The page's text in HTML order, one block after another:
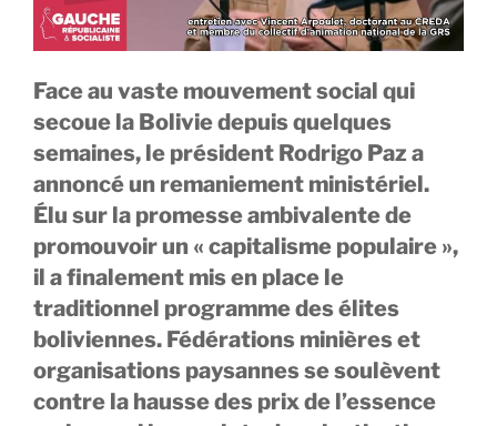
Face au vaste mouvement social qui
secoue la Bolivie depuis quelques
semaines, le président Rodrigo Paz a
annoncé un remaniement ministériel.
Élu sur la promesse ambivalente de
promouvoir un « capitalisme populaire »,
il a finalement mis en place le
traditionnel programme des élites
boliviennes. Fédérations minières et
organisations paysannes se soulèvent
contre la hausse des prix de l’essence